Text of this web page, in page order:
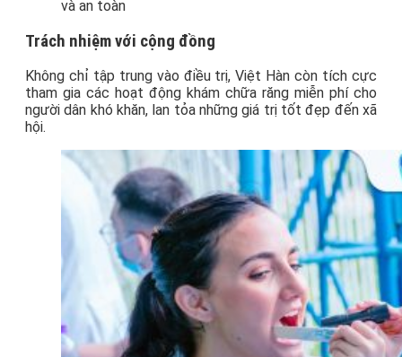
và an toàn
Trách nhiệm với cộng đồng
Không chỉ tập trung vào điều trị, Việt Hàn còn tích cực
tham gia các hoạt động khám chữa răng miễn phí cho
người dân khó khăn, lan tỏa những giá trị tốt đẹp đến xã
hội.